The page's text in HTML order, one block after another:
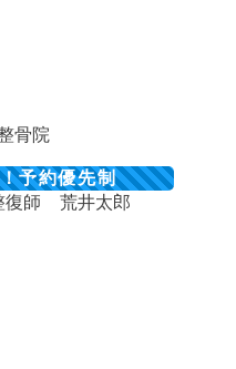
予約優先制
復師 荒井太郎